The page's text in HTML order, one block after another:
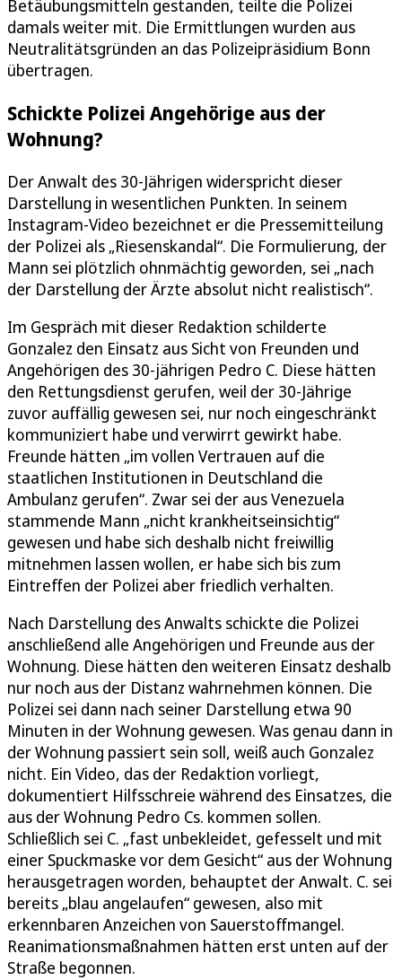
Betäubungsmitteln gestanden, teilte die Polizei
damals weiter mit. Die Ermittlungen wurden aus
Neutralitätsgründen an das Polizeipräsidium Bonn
übertragen.
Schickte Polizei Angehörige aus der
Wohnung?
Der Anwalt des 30-Jährigen widerspricht dieser
Darstellung in wesentlichen Punkten. In seinem
Instagram-Video bezeichnet er die Pressemitteilung
der Polizei als „Riesenskandal“. Die Formulierung, der
Mann sei plötzlich ohnmächtig geworden, sei „nach
der Darstellung der Ärzte absolut nicht realistisch“.
Im Gespräch mit dieser Redaktion schilderte
Gonzalez den Einsatz aus Sicht von Freunden und
Angehörigen des 30-jährigen Pedro C. Diese hätten
den Rettungsdienst gerufen, weil der 30-Jährige
zuvor auffällig gewesen sei, nur noch eingeschränkt
kommuniziert habe und verwirrt gewirkt habe.
Freunde hätten „im vollen Vertrauen auf die
staatlichen Institutionen in Deutschland die
Ambulanz gerufen“. Zwar sei der aus Venezuela
stammende Mann „nicht krankheitseinsichtig“
gewesen und habe sich deshalb nicht freiwillig
mitnehmen lassen wollen, er habe sich bis zum
Eintreffen der Polizei aber friedlich verhalten.
Nach Darstellung des Anwalts schickte die Polizei
anschließend alle Angehörigen und Freunde aus der
Wohnung. Diese hätten den weiteren Einsatz deshalb
nur noch aus der Distanz wahrnehmen können. Die
Polizei sei dann nach seiner Darstellung etwa 90
Minuten in der Wohnung gewesen. Was genau dann in
der Wohnung passiert sein soll, weiß auch Gonzalez
nicht. Ein Video, das der Redaktion vorliegt,
dokumentiert Hilfsschreie während des Einsatzes, die
aus der Wohnung Pedro Cs. kommen sollen.
Schließlich sei C. „fast unbekleidet, gefesselt und mit
einer Spuckmaske vor dem Gesicht“ aus der Wohnung
herausgetragen worden, behauptet der Anwalt. C. sei
bereits „blau angelaufen“ gewesen, also mit
erkennbaren Anzeichen von Sauerstoffmangel.
Reanimationsmaßnahmen hätten erst unten auf der
Straße begonnen.